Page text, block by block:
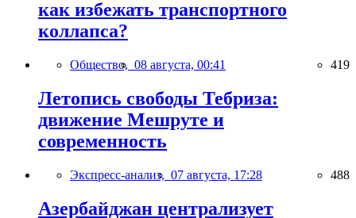
как избежать транспортного
коллапса?
Общество, 08 августа, 00:41 419
Летопись свободы Тебриза:
движение Мешруте и
современность
Экспресс-анализ, 07 августа, 17:28 488
Азербайджан централизует